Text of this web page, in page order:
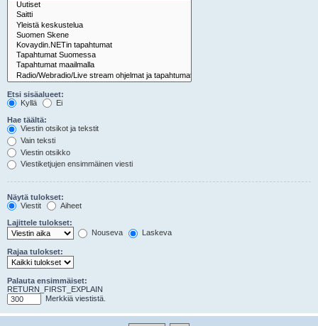
Etsi sisäalueet:
Kyllä
Ei
Hae täältä:
Viestin otsikot ja tekstit
Vain teksti
Viestin otsikko
Viestiketjujen ensimmäinen viesti
Näytä tulokset:
Viestit
Aiheet
Lajittele tulokset:
Nouseva
Laskeva
Rajaa tulokset:
Palauta ensimmäiset:
RETURN_FIRST_EXPLAIN
Merkkiä viestistä.